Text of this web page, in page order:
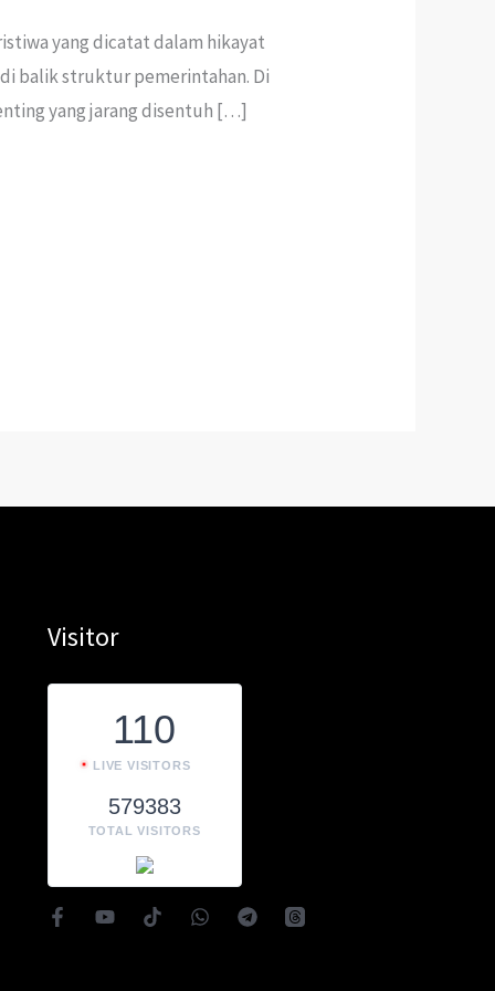
yang dicatat dalam hikayat
balik struktur pemerintahan. Di
yang jarang disentuh […]
Visitor
110
LIVE VISITORS
579383
TOTAL VISITORS